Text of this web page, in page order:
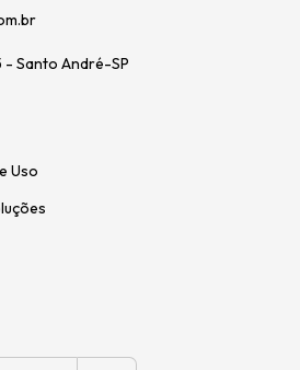
- Santo André-SP
Uso